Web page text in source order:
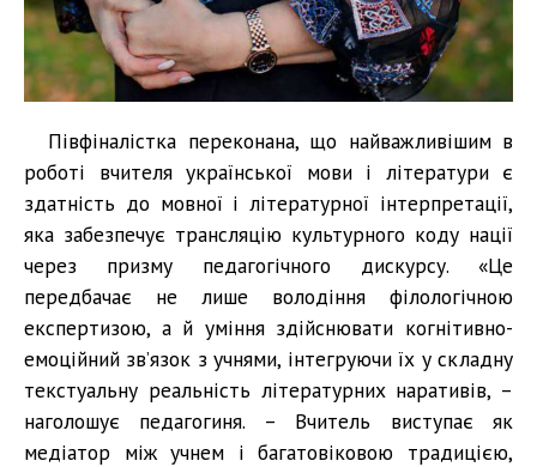
Півфіналістка переконана, що найважливішим в
роботі вчителя української мови і літератури є
здатність до мовної і літературної інтерпретації,
яка забезпечує трансляцію культурного коду нації
через призму педагогічного дискурсу. «Це
передбачає не лише володіння філологічною
експертизою, а й уміння здійснювати когнітивно-
емоційний зв’язок з учнями, інтегруючи їх у складну
текстуальну реальність літературних наративів, –
наголошує педагогиня. – Вчитель виступає як
медіатор між учнем і багатовіковою традицією,